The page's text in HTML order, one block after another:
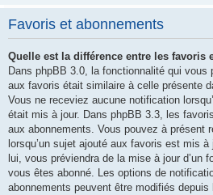
Favoris et abonnements
Quelle est la différence entre les favoris
Dans phpBB 3.0, la fonctionnalité qui vous
aux favoris était similaire à celle présente
Vous ne receviez aucune notification
était mis à jour. Dans phpBB 3.3, les
aux abonnements. Vous pouvez à présent
lorsqu’un sujet ajouté aux favoris est mis à
lui, vous préviendra de la mise à jour d’un
vous êtes abonné. Les options de
abonnements peuvent être modifiés